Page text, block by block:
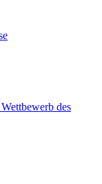
des